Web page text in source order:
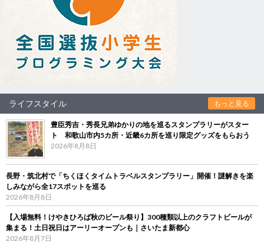
ライフスタイル もっと見る
豊臣秀吉・秀長兄弟ゆかりの地を巡るスタンプラリーがスター
ト 和歌山市内5カ所・近畿6カ所を巡り限定グッズをもらおう
2026年8月8日
長野・筑北村で「ちくほくタイムトラベルスタンプラリー」開催！謎解きを楽
しみながら全17スポットを巡る
2026年8月8日
【入場無料！けやきひろば秋のビール祭り】300種類以上のクラフトビールが
集まる！土日祝日はアーリーオープンも｜さいたま新都心
2026年8月7日